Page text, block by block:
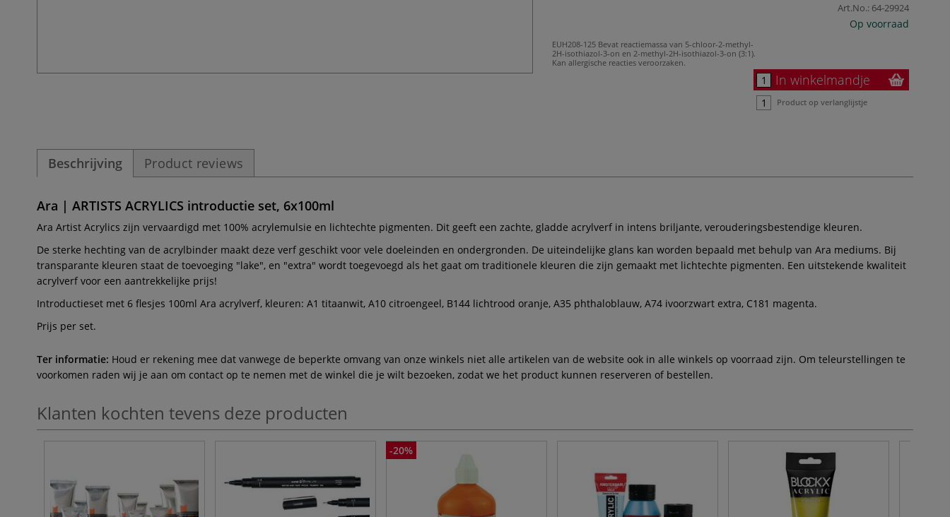
Art.No.: 64-29924
Op voorraad
EUH208-125 Bevat reactiemassa van 5-chloor-2-methyl-
2H-isothiazol-3-on en 2-methyl-2H-isothiazol-3-on (3:1).
Kan allergische reacties veroorzaken.
In winkelmandje
Product op verlanglijstje
Beschrijving Product reviews
Ara | ARTISTS ACRYLICS introductie set, 6x100ml
Ara Artist Acrylics zijn vervaardigd met 100% acrylemulsie en lichtechte pigmenten. Dit geeft een zachte, gladde acrylverf in intens briljante, verouderingsbestendige kleuren.
De sterke hechting van de acrylbinder maakt deze verf geschikt voor vele doeleinden en ondergronden. De uiteindelijke glans kan worden bepaald met behulp van Ara mediums. Bij
transparante kleuren staat de toevoeging "lake", en "extra" wordt toegevoegd als het gaat om traditionele kleuren die zijn gemaakt met lichtechte pigmenten. Een uitstekende kwaliteit
acrylverf voor een aantrekkelijke prijs!
Introductieset met 6 flesjes 100ml Ara acrylverf, kleuren: A1 titaanwit, A10 citroengeel, B144 lichtrood oranje, A35 phthaloblauw, A74 ivoorzwart extra, C181 magenta.
Prijs per set.
Ter informatie: Houd er rekening mee dat vanwege de beperkte omvang van onze winkels niet alle artikelen van de website ook in alle winkels op voorraad zijn. Om teleurstellingen te
voorkomen raden wij je aan om contact op te nemen met de winkel die je wilt bezoeken, zodat we het product kunnen reserveren of bestellen.
Klanten kochten tevens deze producten
-20%